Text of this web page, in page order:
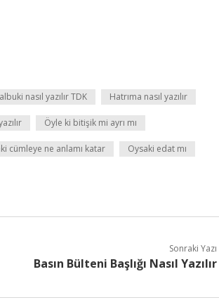
nasıl yazılır TDK Hatrıma nasıl yazılır
Öyle ki bitişik mi ayrı mı
cümleye ne anlamı katar Oysaki edat mı
Sonraki Yazı
Basın Bülteni Başlığı Nasıl Yazılır